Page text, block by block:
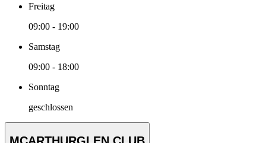
Freitag
09:00 - 19:00
Samstag
09:00 - 18:00
Sonntag
geschlossen